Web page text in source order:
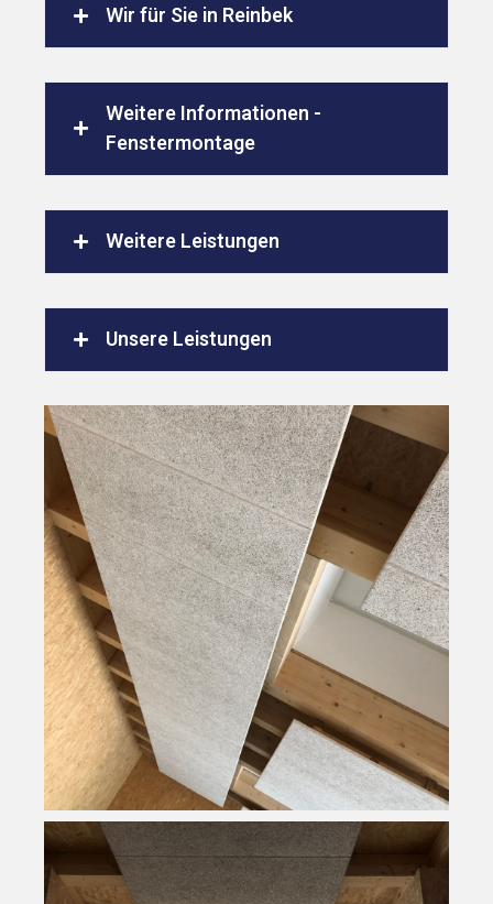
Wir für Sie in Reinbek
Weitere Informationen -
Fenstermontage
Weitere Leistungen
Unsere Leistungen